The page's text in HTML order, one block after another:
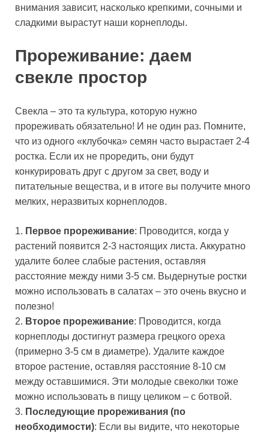
внимания зависит, насколько крепкими, сочными и
сладкими вырастут наши корнеплоды.
Прореживание: даем
свекле простор
Свекла – это та культура, которую нужно
прореживать обязательно! И не один раз. Помните,
что из одного «клубочка» семян часто вырастает 2-4
ростка. Если их не проредить, они будут
конкурировать друг с другом за свет, воду и
питательные вещества, и в итоге вы получите много
мелких, неразвитых корнеплодов.
1. Первое прореживание: Проводится, когда у
растений появится 2-3 настоящих листа. Аккуратно
удалите более слабые растения, оставляя
расстояние между ними 3-5 см. Выдернутые ростки
можно использовать в салатах – это очень вкусно и
полезно!
2. Второе прореживание: Проводится, когда
корнеплоды достигнут размера грецкого ореха
(примерно 3-5 см в диаметре). Удалите каждое
второе растение, оставляя расстояние 8-10 см
между оставшимися. Эти молодые свеколки тоже
можно использовать в пищу целиком – с ботвой.
3. Последующие прореживания (по
необходимости): Если вы видите, что некоторые